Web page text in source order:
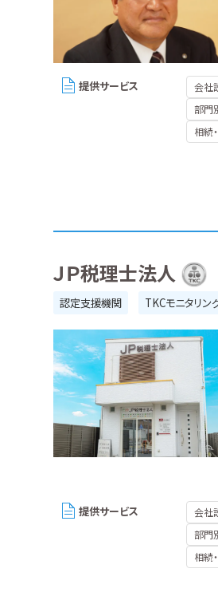
提供サービス 会社
部門
相続
ＪＰ税理士法人
認定支援機関 TKCモニタリン
提供サービス 会社
部門
相続